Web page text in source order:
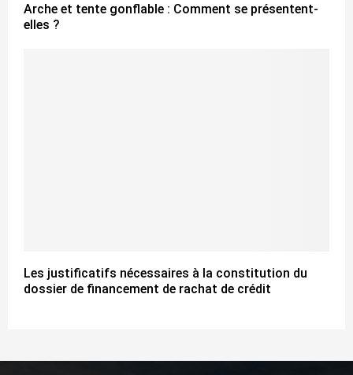
Arche et tente gonflable : Comment se présentent-
elles ?
Les justificatifs nécessaires à la constitution du
dossier de financement de rachat de crédit